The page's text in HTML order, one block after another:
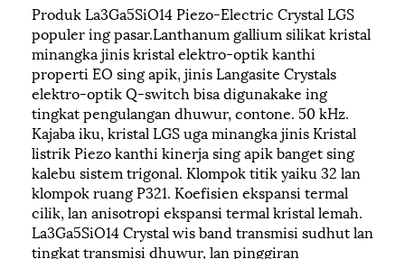
Produk La3Ga5SiO14 Piezo-Electric Crystal LGS
populer ing pasar.Lanthanum gallium silikat kristal
minangka jinis kristal elektro-optik kanthi
properti EO sing apik, jinis Langasite Crystals
elektro-optik Q-switch bisa digunakake ing
tingkat pengulangan dhuwur, contone. 50 kHz.
Kajaba iku, kristal LGS uga minangka jinis Kristal
listrik Piezo kanthi kinerja sing apik banget sing
kalebu sistem trigonal. Klompok titik yaiku 32 lan
klompok ruang P321. Koefisien ekspansi termal
cilik, lan anisotropi ekspansi termal kristal lemah.
La3Ga5SiO14 Crystal wis band transmisi sudhut lan
tingkat transmisi dhuwur, lan pinggiran